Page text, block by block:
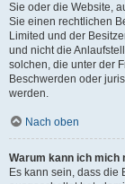
Sie oder die Website,
Sie einen rechtlichen
Limited und der
und nicht die
solchen, die unter der
Beschwerden oder
werden.
Nach oben
Warum kann ich mich
Es kann sein, dass die